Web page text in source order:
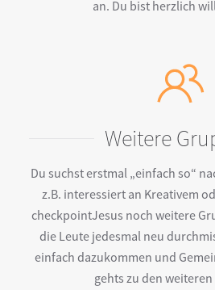
an. Du bist herzlich
Weitere
Du suchst erstmal „einfach so“
z.B. interessiert an Kreativem
checkpointJesus noch weitere
die Leute jedesmal neu
einfach dazukommen und
gehts zu den